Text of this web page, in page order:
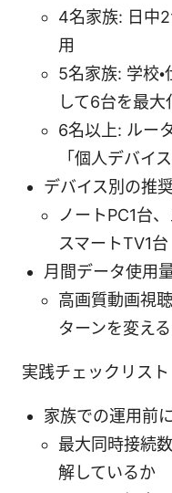
4名家族: 日中
用
5名家族: 学校
して6台を最大
6名以上: ルー
「個人デバイ
デバイス別の推
ノートPC1台
スマートTV1台
月間データ使用
高画質動画視
ターンを変え
実践チェックリスト
家族での運用前
最大同時接続
解しているか